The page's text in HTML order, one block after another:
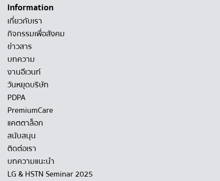
Information
เกี่ยวกับเรา
กิจกรรมเพื่อสังคม
ข่าวสาร
บทความ
งานอีเวนท์
วันหยุดบริษัท
PDPA
PremiumCare
แคตตาล็อก
สนับสนุน
ติดต่อเรา
บทความแนะนำ
LG & HSTN Seminar 2025